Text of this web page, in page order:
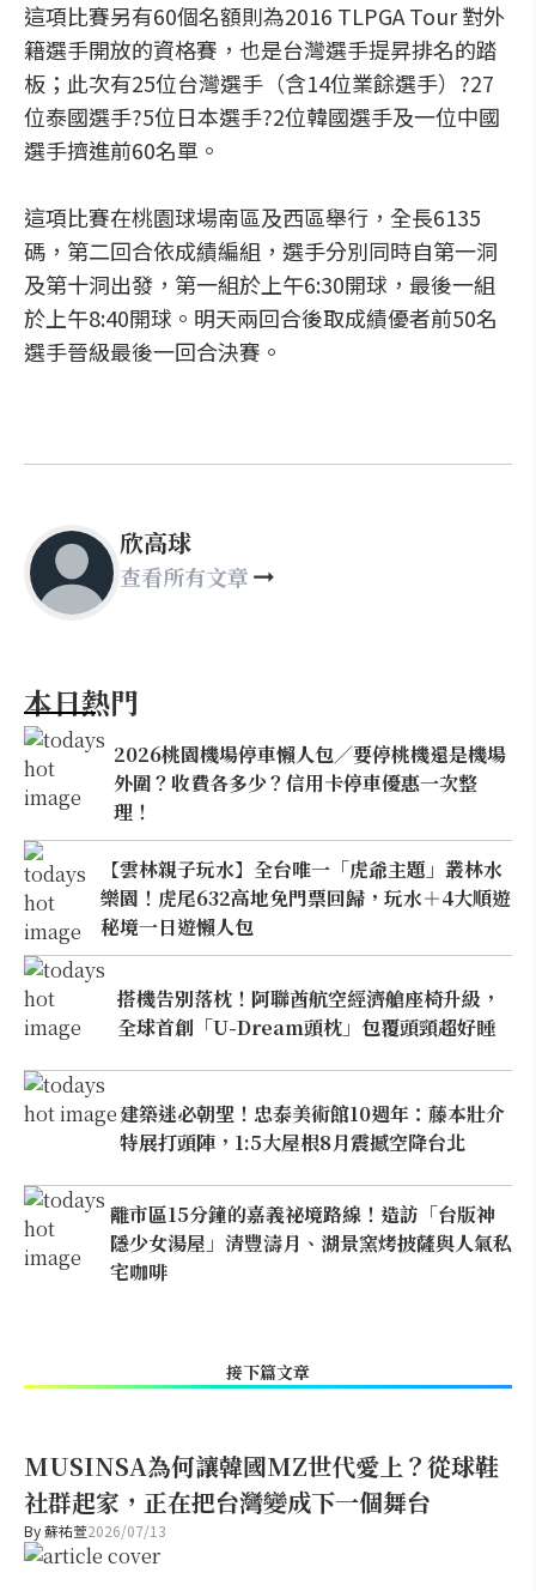
這項比賽另有60個名額則為2016 TLPGA Tour 對外
籍選手開放的資格賽，也是台灣選手提昇排名的踏
板；此次有25位台灣選手（含14位業餘選手）?27
位泰國選手?5位日本選手?2位韓國選手及一位中國
選手擠進前60名單。
這項比賽在桃園球場南區及西區舉行，全長6135
碼，第二回合依成績編組，選手分別同時自第一洞
及第十洞出發，第一組於上午6:30開球，最後一組
於上午8:40開球。明天兩回合後取成績優者前50名
選手晉級最後一回合決賽。
欣高球
查看所有文章
本日熱門
2026桃園機場停車懶人包／要停桃機還是機場
外圍？收費各多少？信用卡停車優惠一次整
理！
【雲林親子玩水】全台唯一「虎爺主題」叢林水
樂園！虎尾632高地免門票回歸，玩水＋4大順遊
秘境一日遊懶人包
搭機告別落枕！阿聯酋航空經濟艙座椅升級，
全球首創「U-Dream頭枕」包覆頭頸超好睡
建築迷必朝聖！忠泰美術館10週年：藤本壯介
特展打頭陣，1:5大屋根8月震撼空降台北
離市區15分鐘的嘉義祕境路線！造訪「台版神
隱少女湯屋」清豐濤月、湖景窯烤披薩與人氣私
宅咖啡
接下篇文章
MUSINSA為何讓韓國MZ世代愛上？從球鞋
社群起家，正在把台灣變成下一個舞台
By蘇祐萱2026/07/13